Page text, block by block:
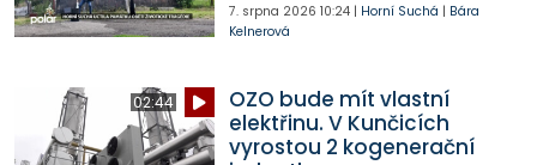
7. srpna 2026 10:24| Horní Suchá | Bára
Kelnerová
02:44
OZO bude mít vlastní
elektřinu. V Kunčicích
vyrostou 2 kogenerační